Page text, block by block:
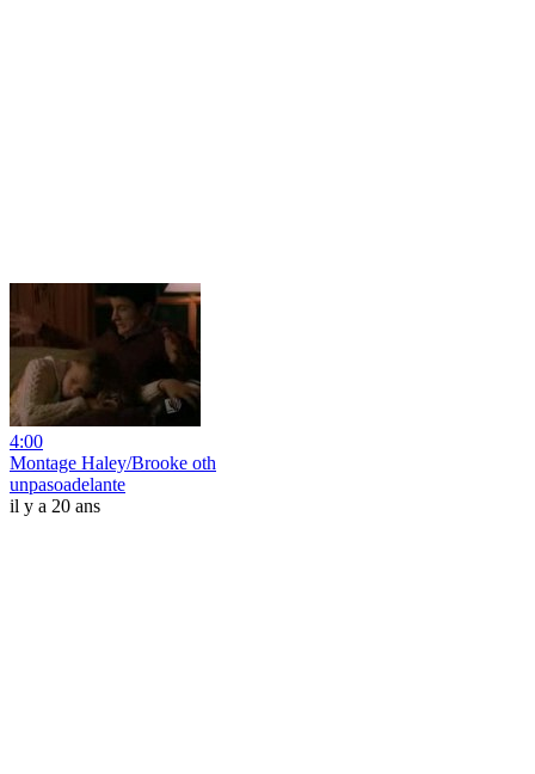
4:00
Montage Haley/Brooke oth
unpasoadelante
il y a 20 ans